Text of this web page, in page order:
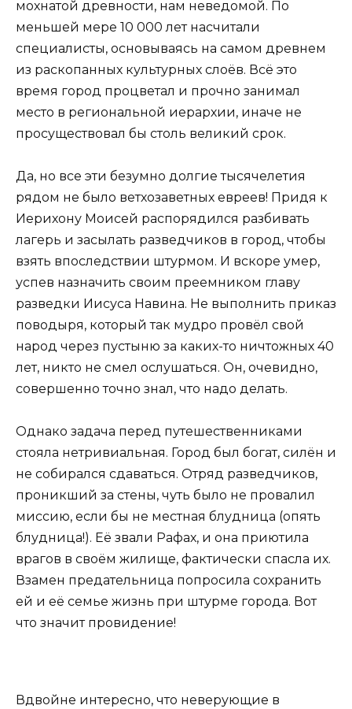
мохнатой древности, нам неведомой. По
меньшей мере 10 000 лет насчитали
специалисты, основываясь на самом древнем
из раскопанных культурных слоёв. Всё это
время город процветал и прочно занимал
место в региональной иерархии, иначе не
просуществовал бы столь великий срок.
Да, но все эти безумно долгие тысячелетия
рядом не было ветхозаветных евреев! Придя к
Иерихону Моисей распорядился разбивать
лагерь и засылать разведчиков в город, чтобы
взять впоследствии штурмом. И вскоре умер,
успев назначить своим преемником главу
разведки Иисуса Навина. Не выполнить приказ
поводыря, который так мудро провёл свой
народ через пустыню за каких-то ничтожных 40
лет, никто не смел ослушаться. Он, очевидно,
совершенно точно знал, что надо делать.
Однако задача перед путешественниками
стояла нетривиальная. Город был богат, силён и
не собирался сдаваться. Отряд разведчиков,
проникший за стены, чуть было не провалил
миссию, если бы не местная блудница (опять
блудница!). Её звали Рафах, и она приютила
врагов в своём жилище, фактически спасла их.
Взамен предательница попросила сохранить
ей и её семье жизнь при штурме города. Вот
что значит провидение!
Вдвойне интересно, что неверующие в